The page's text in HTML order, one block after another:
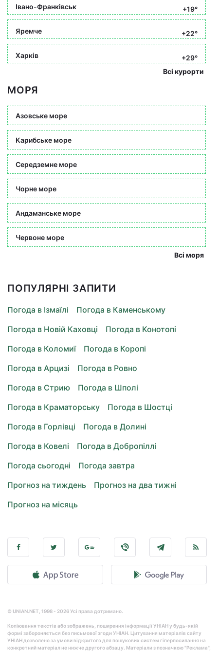
Івано-Франківськ +19°
Яремче +22°
Харків
+29°
Всі курорти
МОРЯ
Азовське море
Карибське море
Середземне море
Чорне море
Андаманське море
Червоне море
Всі моря
ПОПУЛЯРНІ ЗАПИТИ
Погода в Ізмаїлі
Погода в Каменському
Погода в Новій Каховці
Погода в Конотопі
Погода в Коломиї
Погода в Коропі
Погода в Арцизі
Погода в Ровно
Погода в Стрию
Погода в Шполі
Погода в Краматорську
Погода в Шостці
Погода в Горлівці
Погода в Долині
Погода в Ковелі
Погода в Добропіллі
Погода сьогодні
Погода завтра
Прогноз на тиждень
Прогноз на два тижні
Прогноз на місяць
© UNIAN.NET, 1998 - 2026 Усі права дотримано.
Копіювання текстів або зображень, поширення інформації УНІАН у будь-якій
формі забороняється без письмової згоди УНІАН. Цитування матеріалів сайту
УНІАН дозволено за умови відкритого для пошукових систем гіперпосилання на
конкретний матеріал не нижче другого абзацу. Матеріали з позначкою "Реклама",